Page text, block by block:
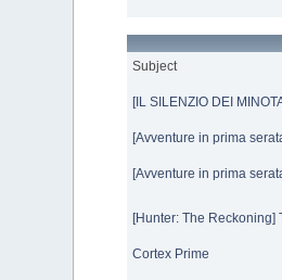
Subject
[IL SILENZIO DEI
[Avventure in prima
[Avventure in prima
[Hunter: The Reckoning]
Cortex Prime